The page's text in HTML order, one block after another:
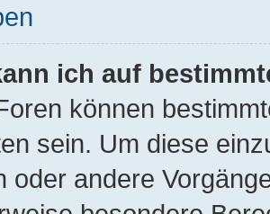
ich auf
können
sein. Um diese
oder andere